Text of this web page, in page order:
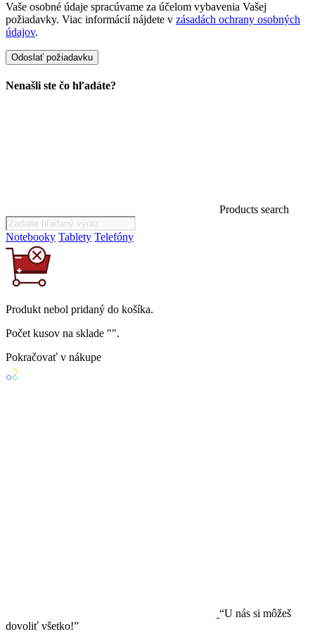
Vaše osobné údaje spracúvame za účelom vybavenia Vašej
požiadavky. Viac informácií nájdete v zásadách ochrany osobných
údajov.
Nenašli ste čo hľadáte?
Products search
Notebooky Tablety Telefóny
Produkt nebol pridaný do košíka.
Počet kusov na sklade "".
Pokračovať v nákupe
“U nás si môžeš
dovoliť všetko!”